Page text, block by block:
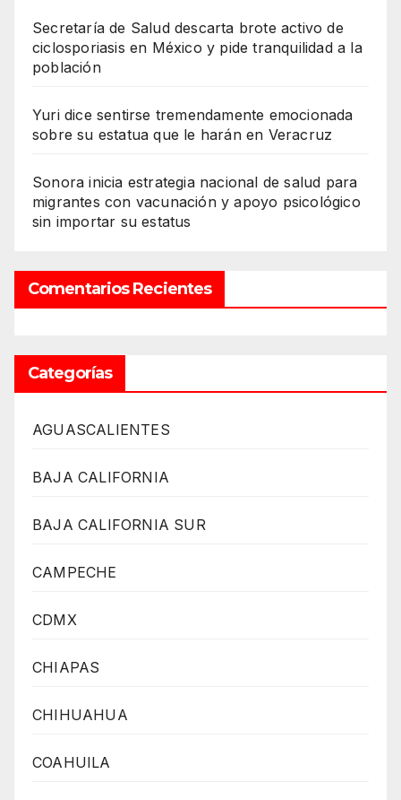
Secretaría de Salud descarta brote activo de
ciclosporiasis en México y pide tranquilidad a la
población
Yuri dice sentirse tremendamente emocionada
sobre su estatua que le harán en Veracruz
Sonora inicia estrategia nacional de salud para
migrantes con vacunación y apoyo psicológico
sin importar su estatus
Comentarios Recientes
Categorías
AGUASCALIENTES
BAJA CALIFORNIA
BAJA CALIFORNIA SUR
CAMPECHE
CDMX
CHIAPAS
CHIHUAHUA
COAHUILA